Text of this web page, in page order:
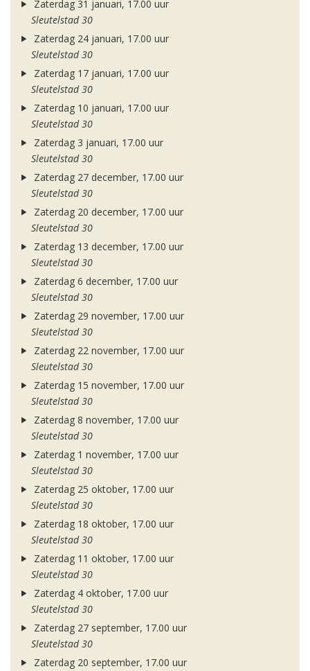
Zaterdag 31 januari, 17.00 uur
Sleutelstad 30
Zaterdag 24 januari, 17.00 uur
Sleutelstad 30
Zaterdag 17 januari, 17.00 uur
Sleutelstad 30
Zaterdag 10 januari, 17.00 uur
Sleutelstad 30
Zaterdag 3 januari, 17.00 uur
Sleutelstad 30
Zaterdag 27 december, 17.00 uur
Sleutelstad 30
Zaterdag 20 december, 17.00 uur
Sleutelstad 30
Zaterdag 13 december, 17.00 uur
Sleutelstad 30
Zaterdag 6 december, 17.00 uur
Sleutelstad 30
Zaterdag 29 november, 17.00 uur
Sleutelstad 30
Zaterdag 22 november, 17.00 uur
Sleutelstad 30
Zaterdag 15 november, 17.00 uur
Sleutelstad 30
Zaterdag 8 november, 17.00 uur
Sleutelstad 30
Zaterdag 1 november, 17.00 uur
Sleutelstad 30
Zaterdag 25 oktober, 17.00 uur
Sleutelstad 30
Zaterdag 18 oktober, 17.00 uur
Sleutelstad 30
Zaterdag 11 oktober, 17.00 uur
Sleutelstad 30
Zaterdag 4 oktober, 17.00 uur
Sleutelstad 30
Zaterdag 27 september, 17.00 uur
Sleutelstad 30
Zaterdag 20 september, 17.00 uur